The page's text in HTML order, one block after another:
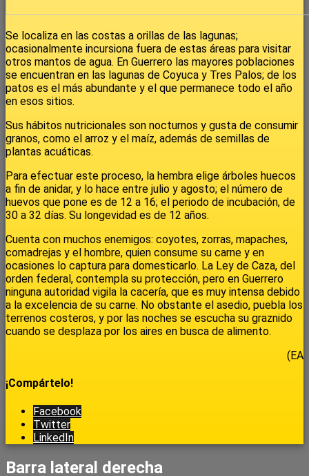
Se localiza en las costas a orillas de las lagunas;
ocasionalmente incursiona fuera de estas áreas para visitar
otros mantos de agua. En Guerrero las mayores poblaciones
se encuentran en las lagunas de Coyuca y Tres Palos; de los
patos es el más abundante y el que permanece todo el año
en esos sitios.
Sus hábitos nutricionales son nocturnos y gusta de consumir
granos, como el arroz y el maíz, además de semillas de
plantas acuáticas.
Para efectuar este proceso, la hembra elige árboles huecos
a fin de anidar, y lo hace entre julio y agosto; el número de
huevos que pone es de 12 a 16; el periodo de incubación, de
30 a 32 días. Su longevidad es de 12 años.
Cuenta con muchos enemigos: coyotes, zorras, mapaches,
comadrejas y el hombre, quien consume su carne y en
ocasiones lo captura para domesticarlo. La Ley de Caza, del
orden federal, contempla su protección, pero en Guerrero
ninguna autoridad vigila la cacería, que es muy intensa debido
a la excelencia de su carne. No obstante el asedio, puebla los
terrenos costeros, y por las noches se escucha su graznido
cuando se desplaza por los aires en busca de alimento.
(EA
¡Compártelo!
Facebook
Twitter
LinkedIn
Barra lateral derecha